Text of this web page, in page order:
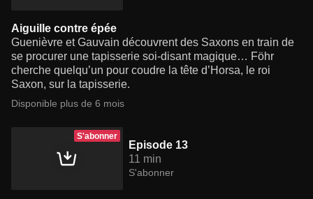
Aiguille contre épée
Guenièvre et Gauvain découvrent des Saxons en train de
se procurer une tapisserie soi-disant magique… Föhr
cherche quelqu’un pour coudre la tête d’Horsa, le roi
Saxon, sur la tapisserie.
Disponible plus de 6 mois
S'abonner
Episode 13
11 min
S'abonner